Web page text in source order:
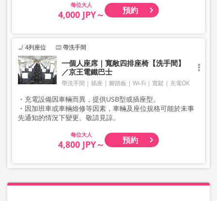
大人
4,000 JPY～ 預約
4列座位 帶洗手間
一個人座席｜寬敞四排座椅【洗手間】
／京王電鐵巴士
帶洗手間 插座 腳踏板 Wi-Fi 寬鬆 充電OK
・充電設備因車輛而異，提供USB型或插座型。
・因加班車或車輛維修等因素，車輛及座位規格可能於未事
先通知的情況下變更。敬請見諒。
大人
4,800 JPY～ 預約